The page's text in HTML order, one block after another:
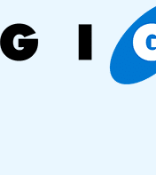
al
contenido